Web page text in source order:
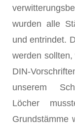
wurden alle
und entrindet.
werden
DIN-
unserem
Löcher
Grundstämme